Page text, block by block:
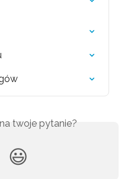
twoje pytanie?
😃